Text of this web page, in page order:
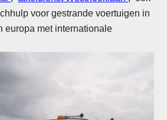
voor gestrande voertuigen in
europa met internationale